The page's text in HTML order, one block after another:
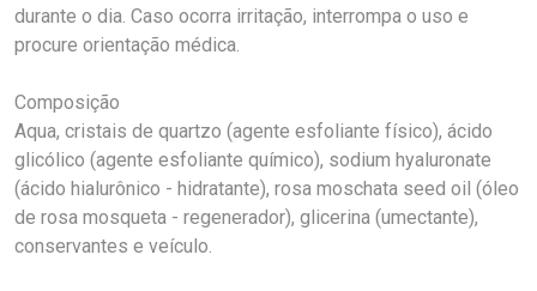
durante o dia. Caso ocorra irritação, interrompa o uso e
procure orientação médica.
Composição
Aqua, cristais de quartzo (agente esfoliante físico), ácido
glicólico (agente esfoliante químico), sodium hyaluronate
(ácido hialurônico - hidratante), rosa moschata seed oil (óleo
de rosa mosqueta - regenerador), glicerina (umectante),
conservantes e veículo.